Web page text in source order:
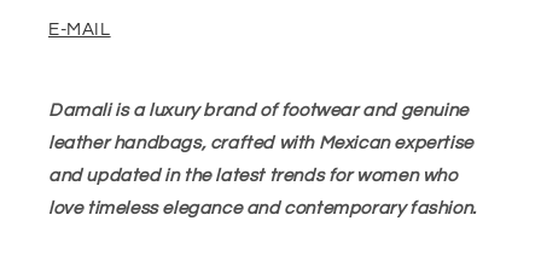
E-MAIL
Damali is a luxury brand of footwear and genuine
leather handbags, crafted with Mexican expertise
and updated in the latest trends for women who
love timeless elegance and contemporary fashion.